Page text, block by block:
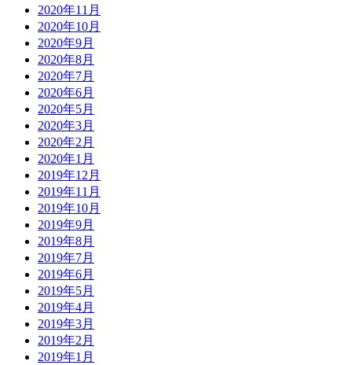
2020年11月
2020年10月
2020年9月
2020年8月
2020年7月
2020年6月
2020年5月
2020年3月
2020年2月
2020年1月
2019年12月
2019年11月
2019年10月
2019年9月
2019年8月
2019年7月
2019年6月
2019年5月
2019年4月
2019年3月
2019年2月
2019年1月